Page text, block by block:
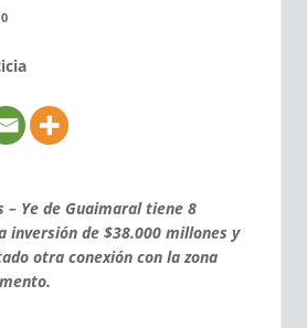
0
– Ye de Guaimaral tiene 8
inversión de $38.000 millones y
otra conexión con la zona